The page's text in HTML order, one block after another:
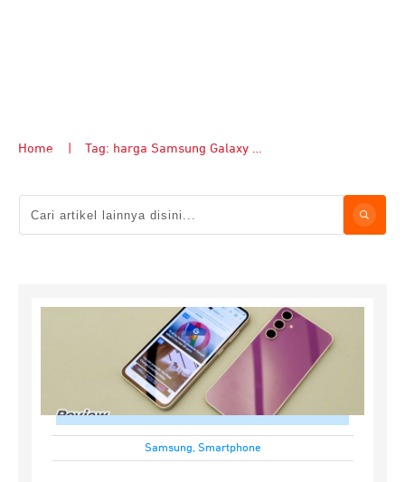
Home Tag: harga Samsung Galaxy S23 FE
Samsung, Smartphone